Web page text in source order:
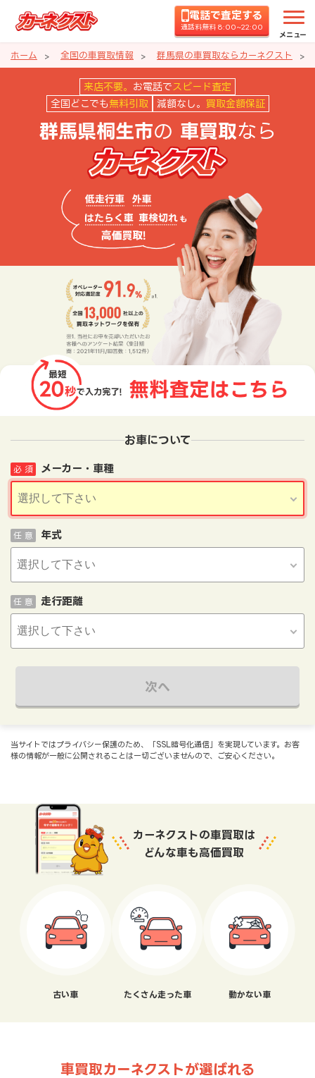
電話で査定する
通話料無料 8:00~22:00
メニュー
ホーム 全国の車買取情報 群馬県の車買取ならカーネクスト
群馬県桐生市の車買取ならカー
来店不要。 お電話で スピード査定
全国どこでも 無料引取 減額なし。 買取金額保証
群馬県桐生市の 車買取なら
お車について
メーカー・車種
必 須
年式
任 意
走行距離
任 意
次へ
当サイトではプライバシー保護のため、「SSL暗号化通信」を実現しています。お客
様の情報が一般に公開されることは一切ございませんので、ご安心ください。
カーネクストの車買取は
どんな車も高価買取
古い車 たくさん走った車 動かない車
車買取カーネクストが選ばれる